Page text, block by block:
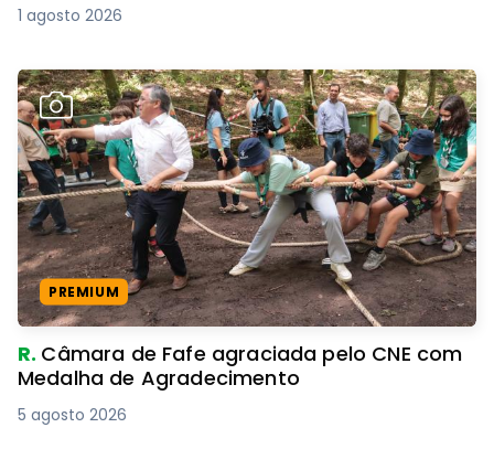
1 agosto 2026
PREMIUM
R. Câmara de Fafe agraciada pelo CNE com
Medalha de Agradecimento
5 agosto 2026